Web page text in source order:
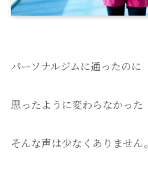
パーソナルジムに通ったのに
思ったように変わらなかった
そんな声は少なくありません。